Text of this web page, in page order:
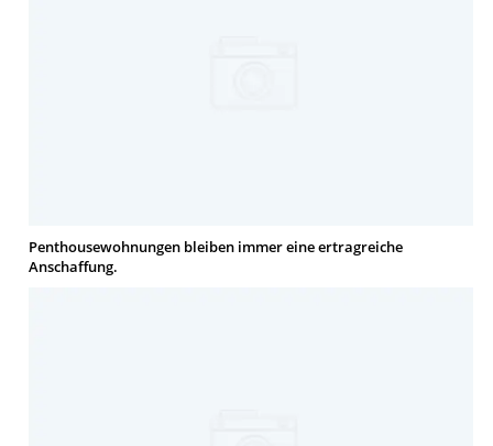
Penthousewohnungen bleiben immer eine ertragreiche
Anschaffung.